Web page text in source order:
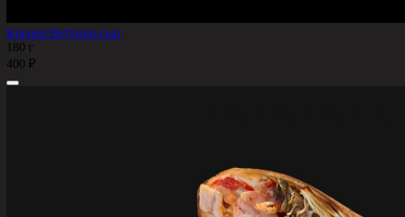
Кронер Ветчина-сыр
180 г
400 ₽